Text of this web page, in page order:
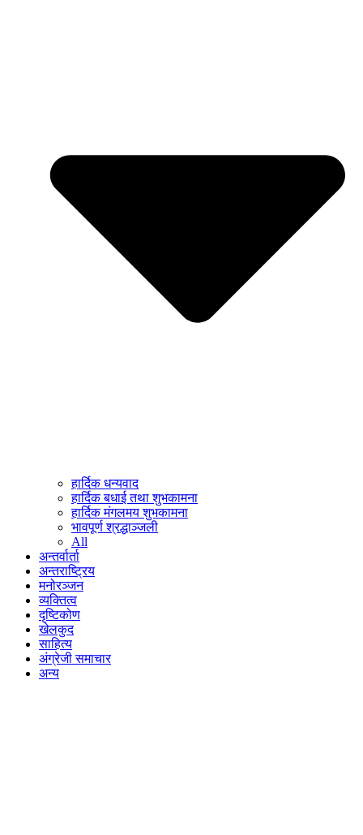
हार्दिक धन्यवाद
हार्दिक बधाई तथा शुभकामना
हार्दिक मंगलमय शुभकामना
भावपूर्ण श्रद्धाञ्जली
All
अन्तर्वार्ता
अन्तराष्ट्रिय
मनोरञ्जन
व्यक्तित्व
दृष्टिकोण
खेलकुद
साहित्य
अंग्रेजी समाचार
अन्य